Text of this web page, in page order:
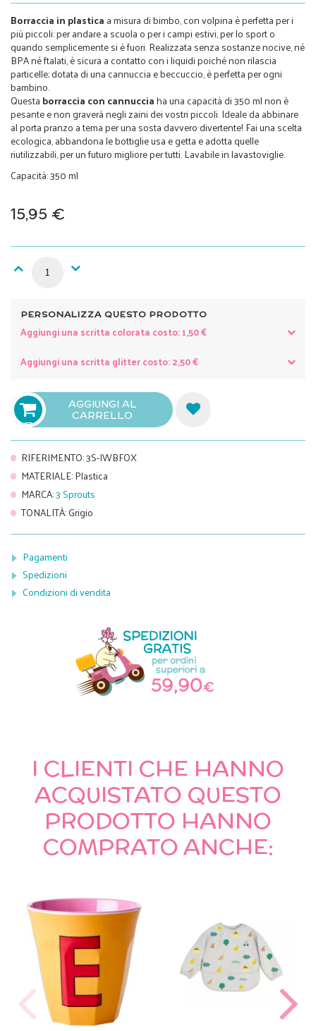
Borraccia in plastica a misura di bimbo, con volpina è perfetta per i
più piccoli: per andare a scuola o per i campi estivi, per lo sport o
quando semplicemente si è fuori. Realizzata senza sostanze nocive, né
BPA né ftalati, è sicura a contatto con i liquidi poiché non rilascia
particelle; dotata di una cannuccia e beccuccio, è perfetta per ogni
bambino.
Questa borraccia con cannucciaha una capacità di 350 ml non è
pesante e non graverà negli zaini dei vostri piccoli. Ideale da abbinare
al porta pranzo a tema per una sosta davvero divertente! Fai una scelta
ecologica, abbandona le bottiglie usa e getta e adotta quelle
riutilizzabili, per un futuro migliore per tutti. Lavabile in lavastoviglie.
Capacità: 350 ml
15,95 €
PERSONALIZZA QUESTO PRODOTTO
Aggiungi una scritta colorata costo: 1,50 €
Aggiungi una scritta glitter costo: 2,50 €

AGGIUNGI AL
CARRELLO
RIFERIMENTO:3S-IWBFOX
MATERIALE:Plastica
MARCA:3 Sprouts
TONALITÀ:Grigio
Pagamenti
Spedizioni
Condizioni di vendita
I CLIENTI CHE HANNO
ACQUISTATO QUESTO
PRODOTTO HANNO
COMPRATO ANCHE: